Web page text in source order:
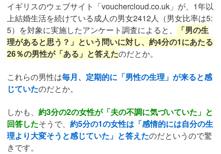
イギリスのウェブサイト「vouchercloud.co.uk」が、1年以
上結婚生活を続けている成人の男女2412人（男女比率は5:
5）を対象に実施したアンケート調査によると、
「男の生
理があると思う？」という問いに対し、約4分の1にあたる
26％の男性が「ある」と答えたのだとか。
これらの男性は毎月、定期的に「男性の生理」が来ると感
じていたのだとか。
しかも、 約3分の2の女性が「夫の不調に気づいていた」と
回答したそうで、 約5分の1の女性は「感情的には自分の生
理より大変そうと感じていた」と答えたのだというので驚
きです。